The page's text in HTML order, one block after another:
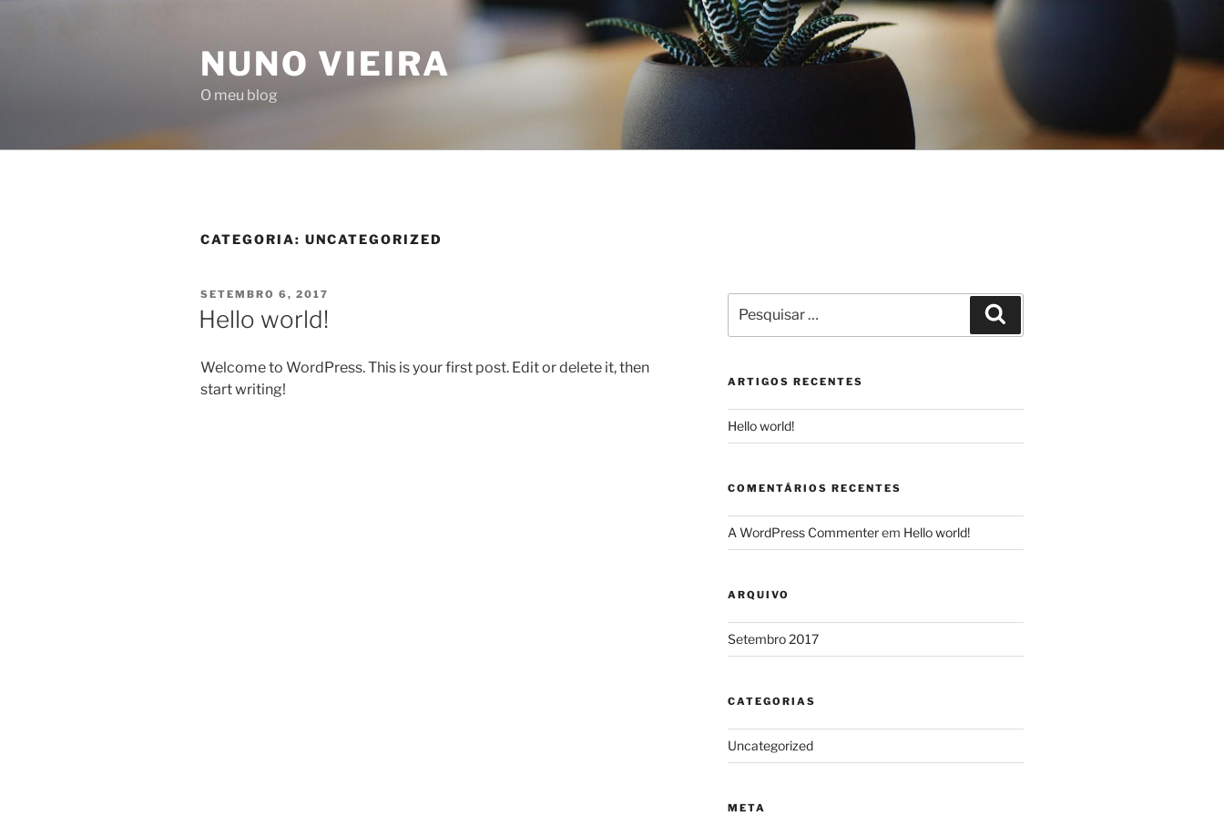
NUNO VIEIRA
O meu blog
CATEGORIA: UNCATEGORIZED
PUBLICADO
EM
SETEMBRO 6, 2017
Hello world!
Welcome to WordPress. This is your first post. Edit or delete it, then
start writing!
por:
ARTIGOS RECENTES
Hello world!
COMENTÁRIOS RECENTES
A WordPress Commenterem Hello world!
ARQUIVO
Setembro 2017
CATEGORIAS
Uncategorized
META